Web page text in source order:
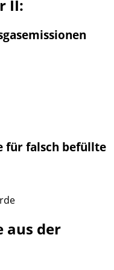
II:
für falsch befüllte
aus der